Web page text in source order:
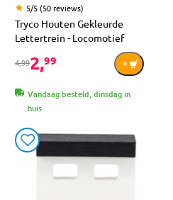
5/5 (50 reviews)
Tryco Houten Gekleurde
Lettertrein - Locomotief
4,992,99
Vandaag besteld, dinsdag in
huis